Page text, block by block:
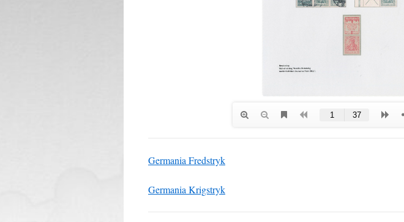
Germania Fredstryk
Germania Krigstryk